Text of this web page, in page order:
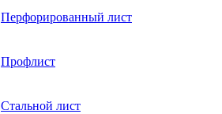
Перфорированный лист
Профлист
Стальной лист